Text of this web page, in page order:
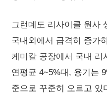
그런데도 리사이클 원사
국내외에서 급격히 증가
케미칼 공장에서 국내 리
연평균 4~5%대, 용기는
준으로 꾸준히 오르고 있